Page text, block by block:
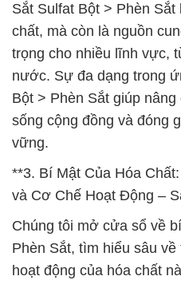
Sắt Sulfat Bột > Phèn
chất, mà còn là nguồn
trọng cho nhiều lĩnh vực,
nước. Sự đa dạng trong
Bột > Phèn Sắt giúp
sống cộng đồng và đóng
vững.
**3. Bí Mật Của Hóa
và Cơ Chế Hoạt Động –
Chúng tôi mở cửa sổ về
Phèn Sắt, tìm hiểu sâu
hoạt động của hóa chất